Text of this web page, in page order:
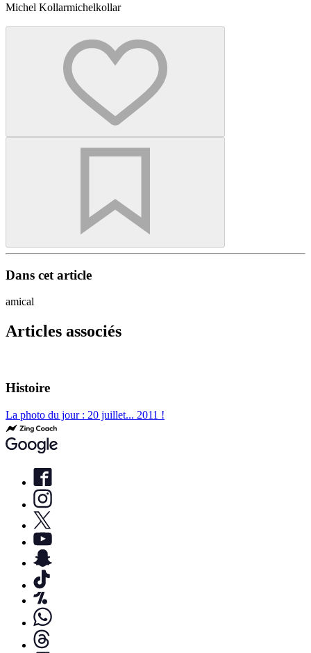
Michel Kollarmichelkollar
Dans cet article
amical
Articles associés
Histoire
La photo du jour : 20 juillet... 2011 !